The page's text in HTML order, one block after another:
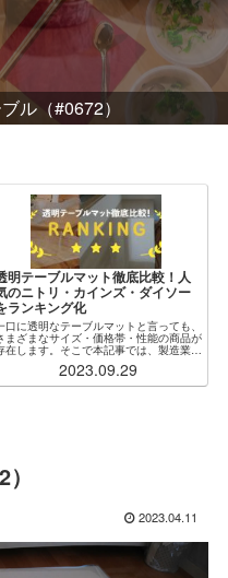
ル（#0672）
明テーブルマット徹底比較！人
のニトリ・カインズ・ダイソー
ランキング化
口に透明なテーブルマットと言っても、
まざまなサイズ・価格帯・性能の商品が
在します。そこで本記事では、製造業者
らも見解をもらいつつ、特に人気な各社
の透明テーブルマットを厳選・比較し、ラ
キング化しました。加えて、「自分の状
2023.09.29
2023.04.11